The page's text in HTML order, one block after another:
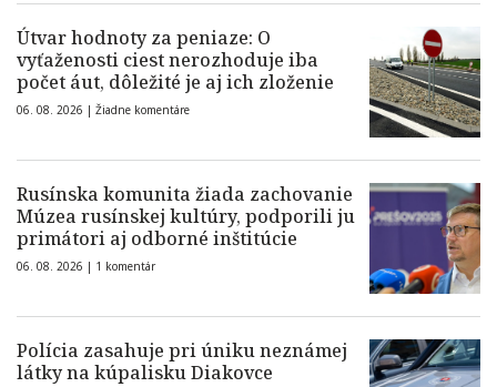
Útvar hodnoty za peniaze: O
vyťaženosti ciest nerozhoduje iba
počet áut, dôležité je aj ich zloženie
06. 08. 2026 | Žiadne komentáre
Rusínska komunita žiada zachovanie
Múzea rusínskej kultúry, podporili ju
primátori aj odborné inštitúcie
06. 08. 2026 | 1 komentár
Polícia zasahuje pri úniku neznámej
látky na kúpalisku Diakovce